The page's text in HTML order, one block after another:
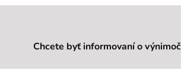
Chcete byť informovaní o